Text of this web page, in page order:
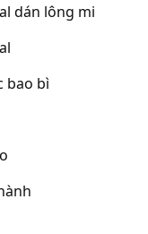
dán lông mi
bao bì